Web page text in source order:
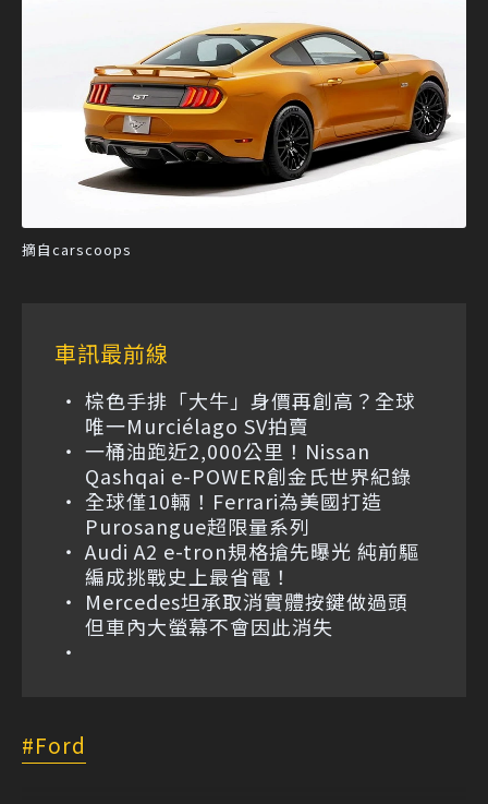
摘自carscoops
車訊最前線
棕色手排「大牛」身價再創高？全球
唯一Murciélago SV拍賣
一桶油跑近2,000公里！Nissan
Qashqai e-POWER創金氏世界紀錄
全球僅10輛！Ferrari為美國打造
Purosangue超限量系列
Audi A2 e-tron規格搶先曝光 純前驅
編成挑戰史上最省電！
Mercedes坦承取消實體按鍵做過頭
但車內大螢幕不會因此消失
Ford